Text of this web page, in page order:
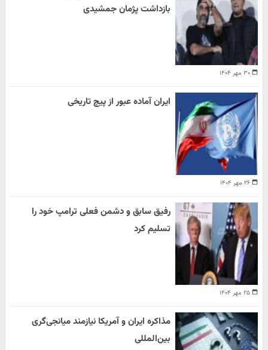
۳۰ مهر ۱۴۰۴
بازداشت پژمان جمشیدی
۲۶ مهر ۱۴۰۴
ایران آماده عبور از پیچ تاریخی
۲۵ مهر ۱۴۰۴
رفیق سابق و دشمن فعلی ترامپ خود را
تسلیم کرد
مذاکره ایران و آمریکا نیازمند میانجی‌گری
بین‌المللی